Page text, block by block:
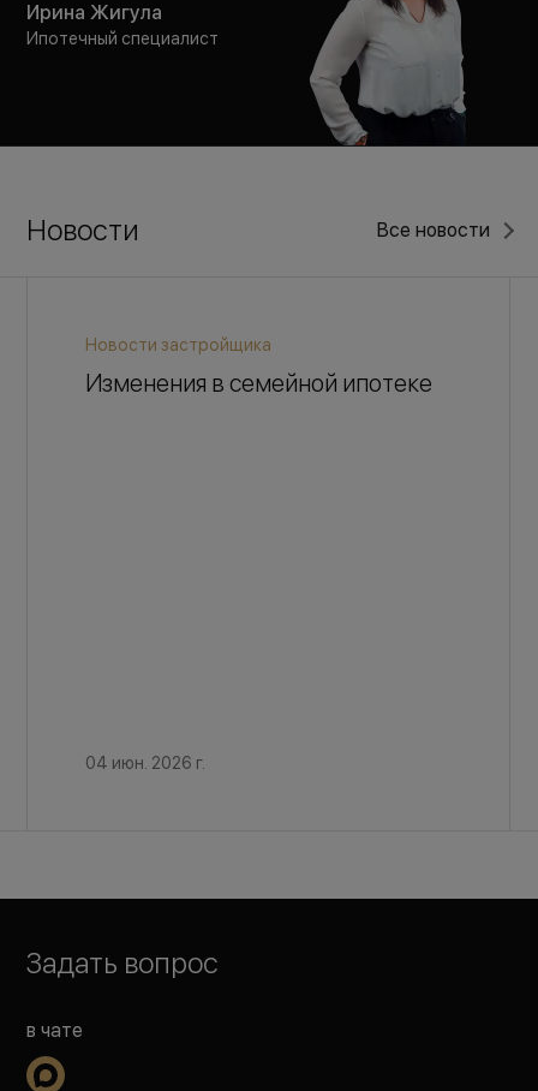
Ирина Жигула
Ипотечный специалист
Новости Все новости
Новости застройщика
Изменения в семейной ипотеке
04 июн. 2026 г.
Задать вопрос
в чате